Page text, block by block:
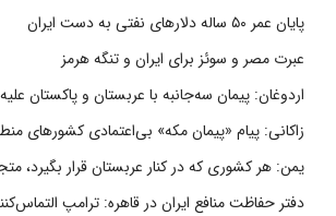
پایان عمر ۵۰ ساله دلارهای نفتی به دست ایران
عبرت مصر و سوئز برای ایران و تنگه هرمز
اردوغان: پیمان سه‌جانبه با عربستان و پاکستان
زاکانی: پیام «پیمان مکه» بی‌اعتمادی کشورهای
یمن: هر کشوری که در کنار عربستان قرار بگیرد،
دفتر حفاظت منافع ایران در قاهره: ترامپ